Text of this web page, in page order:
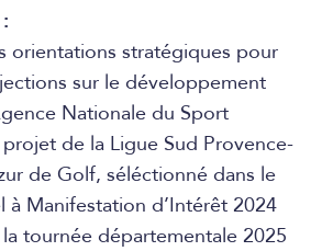
orientations stratégiques pour
sur le développement
Nationale du Sport
de la Ligue Sud Provence-
de Golf, séléctionné dans le
à Manifestation d’Intérêt 2024
tournée départementale 2025